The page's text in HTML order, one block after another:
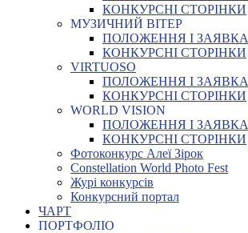
КОНКУРСНІ СТОРІНКИ
МУЗИЧНИЙ ВІТЕР
ПОЛОЖЕННЯ І ЗАЯВКА
КОНКУРСНІ СТОРІНКИ
VIRTUOSO
ПОЛОЖЕННЯ І ЗАЯВКА
КОНКУРСНІ СТОРІНКИ
WORLD VISION
ПОЛОЖЕННЯ І ЗАЯВКА
КОНКУРСНІ СТОРІНКИ
Фотоконкурс Алеї Зірок
Constellation World Photo Fest
Журі конкурсів
Конкурсний портал
ЧАРТ
ПОРТФОЛІО